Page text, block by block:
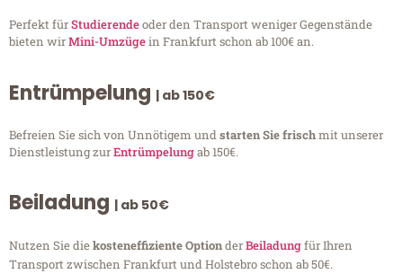
Perfekt fürStudierendeoder den Transport weniger Gegenstände
bieten wirMini-Umzügein Frankfurt schon ab 100€ an.
Entrümpelung | ab 150€
Befreien Sie sich von Unnötigem undstarten Sie frischmit unserer
Dienstleistung zurEntrümpelungab 150€.
Beiladung | ab 50€
Nutzen Sie diekosteneffiziente OptionderBeiladungfür Ihren
Transport zwischen Frankfurt und Holstebro schon ab 50€.